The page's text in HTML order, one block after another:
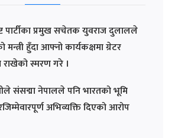
पार्टीका प्रमुख सचेतक युवराज दुलालले
मन्त्री हुँदा आफ्नो कार्यकक्षमा ग्रेटर
स्मरण गरे ।
संसद्मा नेपालले पनि भारतको भूमि
अभिव्यक्ति दिएको आरोप